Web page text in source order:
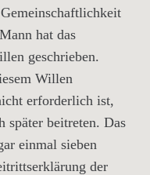
hat das
geschrieben.
Willen
erforderlich ist,
später beitreten. Das
einmal sieben
der